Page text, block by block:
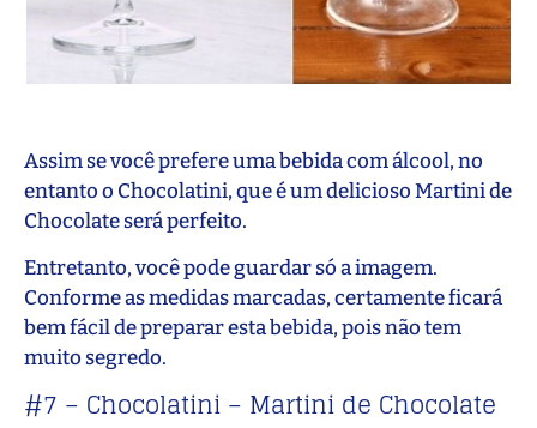
Assim se você prefere uma bebida com álcool, no
entanto o Chocolatini, que é um delicioso Martini de
Chocolate será perfeito.
Entretanto, você pode guardar só a imagem.
Conforme as medidas marcadas, certamente ficará
bem fácil de preparar esta bebida, pois não tem
muito segredo.
#7 – Chocolatini – Martini de Chocolate